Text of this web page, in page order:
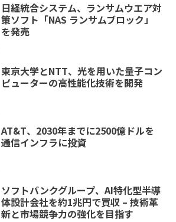
日経統合システム、ランサムウエア対
策ソフト「NAS ランサムブロック」
を発売
東京大学とNTT、光を用いた量子コン
ピューターの高性能化技術を開発
AT&T、2030年までに2500億ドルを
通信インフラに投資
ソフトバンクグループ、AI特化型半導
体設計会社を約1兆円で買収 – 技術革
新と市場競争力の強化を目指す